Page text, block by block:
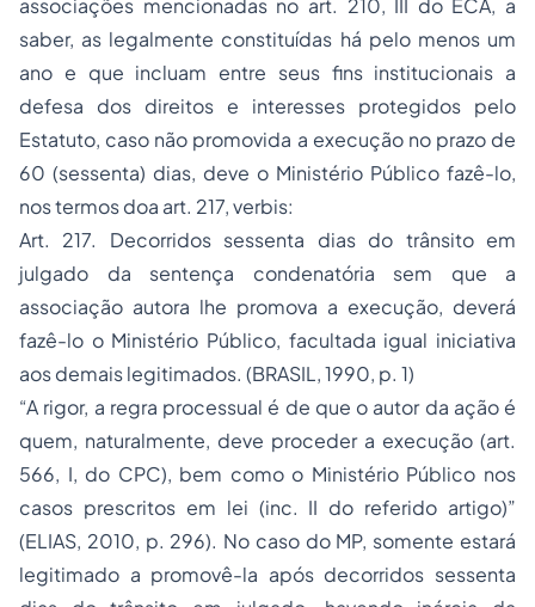
associações mencionadas no art. 210, III do ECA, a
saber, as legalmente constituídas há pelo menos um
ano e que incluam entre seus fins institucionais a
defesa dos direitos e interesses protegidos pelo
Estatuto, caso não promovida a execução no prazo de
60 (sessenta) dias, deve o Ministério Público fazê-lo,
nos termos doa art. 217, verbis:
Art. 217. Decorridos sessenta dias do trânsito em
julgado da sentença condenatória sem que a
associação autora lhe promova a execução, deverá
fazê-lo o Ministério Público, facultada igual iniciativa
aos demais legitimados. (BRASIL, 1990, p. 1)
“A rigor, a regra processual é de que o autor da ação é
quem, naturalmente, deve proceder a execução (art.
566, I, do CPC), bem como o Ministério Público nos
casos prescritos em lei (inc. II do referido artigo)”
(ELIAS, 2010, p. 296). No caso do MP, somente estará
legitimado a promovê-la após decorridos sessenta